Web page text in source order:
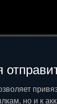
но и к